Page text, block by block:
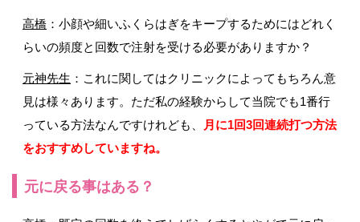
高橋 ：小顔や細いふくらはぎをキープするためにはどれく
らいの頻度と回数で注射を受ける必要がありますか？
元神先生 ：これに関してはクリニックによってもちろん意
見は様々あります。ただ私の経験からして当院でも1番行
っている方法なんですけれども、
月に1回3回連続打つ方法
をおすすめしていますね。
元に戻る事はある？